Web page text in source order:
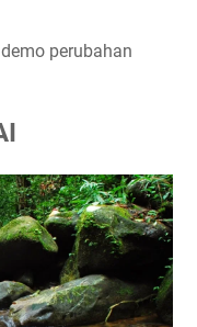
perubahan